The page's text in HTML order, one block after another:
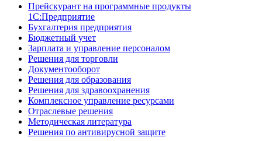
Прейскурант на программные продукты
1С:Предприятие
Бухгалтерия предприятия
Бюджетный учет
Зарплата и управление персоналом
Решения для торговли
Документооборот
Решения для образования
Решения для здравоохранения
Комплексное управление ресурсами
Отраслевые решения
Методическая литература
Решения по антивирусной защите